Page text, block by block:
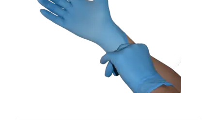
De goedkoopste
wegwerphandschoenen
bestel je bij Nitril-Latex.nl!